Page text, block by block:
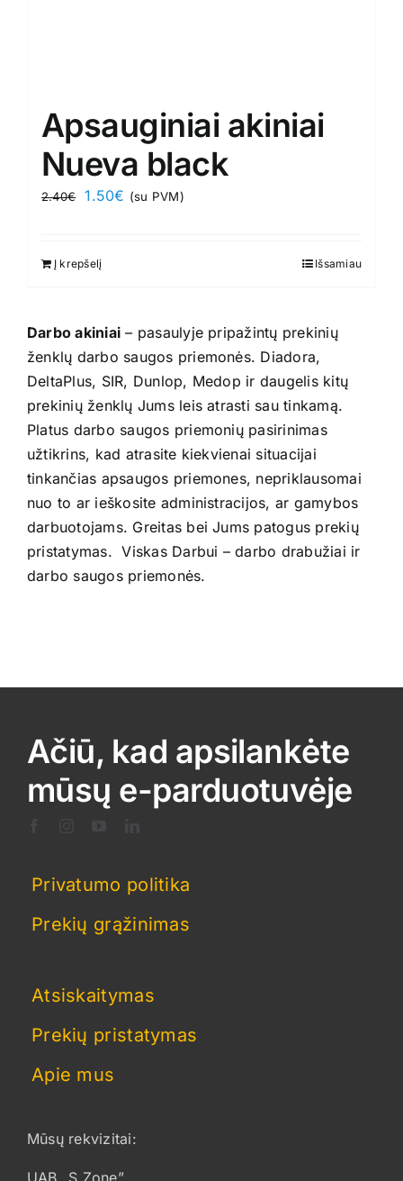
Apsauginiai akiniai
Nueva black
2.40€
Original
2.40€.
1.50€ Current
(su PVM)
Į krepšelį Išsamiau
Darbo akiniai – pasaulyje pripažintų prekinių
ženklų darbo saugos priemonės. Diadora,
DeltaPlus, SIR, Dunlop, Medop ir daugelis kitų
prekinių ženklų Jums leis atrasti sau tinkamą.
Platus darbo saugos priemonių pasirinimas
užtikrins, kad atrasite kiekvienai situacijai
tinkančias apsaugos priemones, nepriklausomai
nuo to ar ieškosite administracijos, ar gamybos
darbuotojams. Greitas bei Jums patogus prekių
pristatymas. Viskas Darbui – darbo drabužiai ir
darbo saugos priemonės.
Ačiū, kad apsilankėte
mūsų e-parduotuvėje
Privatumo politika
Prekių grąžinimas
Atsiskaitymas
Prekių pristatymas
Apie mus
Mūsų rekvizitai:
UAB „S Zone”